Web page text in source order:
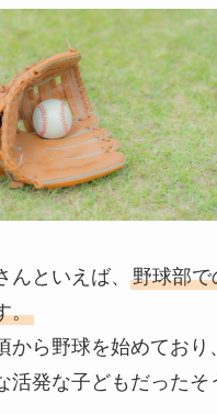
んといえば、
野球部で
。
から野球を始めており
活発な子どもだったそ